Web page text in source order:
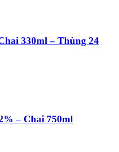
330ml – Thùng 24
– Chai 750ml